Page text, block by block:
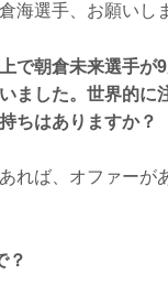
選手、お願いし
朝倉未来選手が9
ました。世界的に
ちはありますか？
れば、オファーが
？